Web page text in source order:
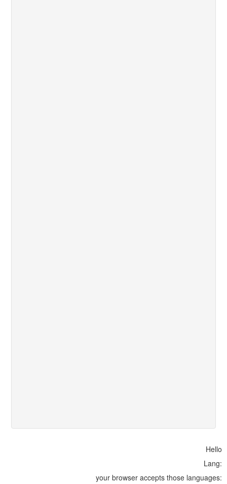
Hello
Lang:
your browser accepts those languages: